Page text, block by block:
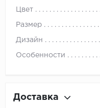
Цвет
Размер
Дизайн
Особенности
Доставка